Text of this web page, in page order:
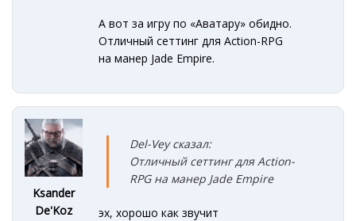
А вот за игру по «Аватару» обидно.
Отличный сеттинг для Action-RPG
на манер Jade Empire.
Ksander
De'Koz
Del-Vey сказал:
Отличный сеттинг для Action-
RPG на манер Jade Empire
эх, хорошо как звучит